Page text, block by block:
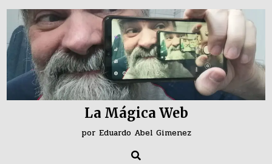
Skip
content
La Mágica Web
por Eduardo Abel Gimenez